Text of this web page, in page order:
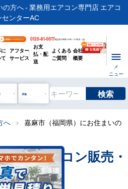
方へ - 業務用エアコン専門店 エアコ
センターAC
お客様ページログイン 0120-81-0017電話受付時間 / 9:00～17:30(月～金)
アフター
サービス
お支
払・配
送
よくある
ご質問
会社
概要
メ
ニュー
用途 検索
へ chevron_right
嘉麻市（福岡県）にお住まいの
務用エアコン販売・
ます